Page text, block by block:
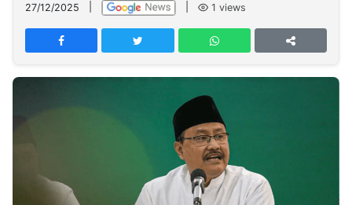
PT
TREETAN
MULTIMEDIA
INDONESIA
Partner
27/12/2025 1 views